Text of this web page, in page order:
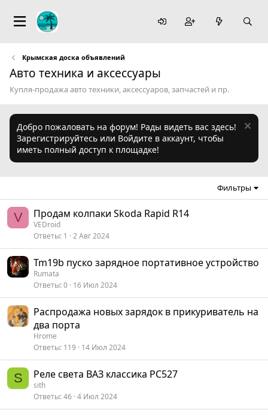
Крымская доска объявлений
Авто техника и аксессуары
Купля-продажа авто техники, аксессуаров, запчастей и пр.
Добро пожаловать на форум! Рады видеть вас здесь!
Зарегистрируйтесь или Войдите в аккаунт, чтобы
иметь полный доступ к площадке!
Фильтры
V Продам колпаки Skoda Rapid R14
VEDroid
Ответы 1 2 Авг 2024
Tm19b пуско зарядное портативное устройство
Rumata
Ответы 0 16 Июл 2024
Распродажа новых зарядок в прикуриватель на
два порта
Hrome
Ответы 119 14 Июл 2024
S Реле света ВАЗ классика РС527
sith
Ответы 46 4 Июл 2024